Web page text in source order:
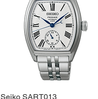
Быстрый просмотр
Seiko SART013